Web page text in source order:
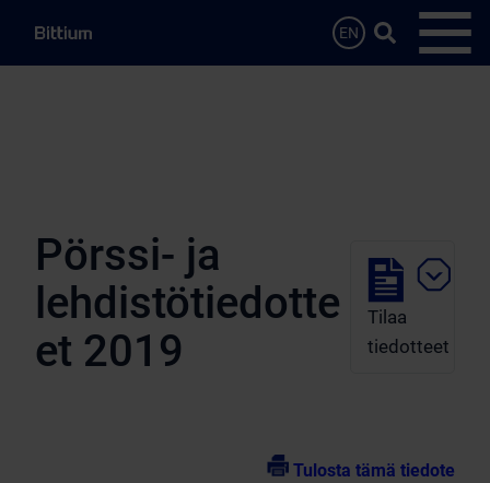
EN
Hae…
Avaa
Pörssi- ja
lehdistötiedotte
et 2019
Tilaa
tiedotteet
Tulosta tämä tiedote